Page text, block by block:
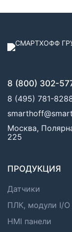
8 (800) 302-
8 (495) 781-
Москва,
225
ПРОДУКЦИЯ
Датчики
ПЛК, модули I/
HMI панели